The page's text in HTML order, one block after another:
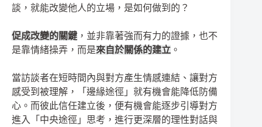
談，就能改變他人的立場，是如何做到的？
促成改變的關鍵 ，並非靠著強而有力的證據，也不
是靠情緒操弄，而是來自於關係的建立 。
當訪談者在短時間內與對方產生情感連結、讓對方
感受到被理解，「邊緣途徑」就有機會能降低防備
心。而彼此信任建立後，便有機會能逐步引導對方
進入「中央途徑」思考，進行更深層的理性對話與